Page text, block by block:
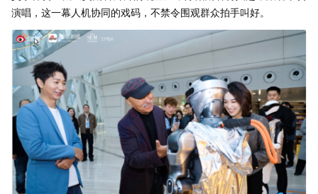
演唱，这一幕人机协同的戏码，不禁令围观群众拍手叫好。